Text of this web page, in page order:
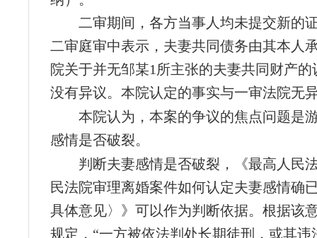
二审期间，各方当事人均未提交新的
二审庭审中表示，夫妻共同债务由其本人
院关于并无邹某1所主张的夫妻共同财产的
没有异议。本院认定的事实与一审法院无
本院认为，本案的争议的焦点问题是
感情是否破裂。
判断夫妻感情是否破裂，《最高人民
民法院审理离婚案件如何认定夫妻感情确
具体意见〉》可以作为判断依据。根据该
规定，“一方被依法判处长期徒刑，或其违